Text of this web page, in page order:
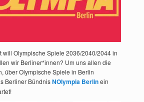
will Olympische Spiele 2036/2040/2044 in
wir Berliner*innen? Um uns allen die
über Olympische Spiele in Berlin
Berliner BündnisNOlympia Berlinein